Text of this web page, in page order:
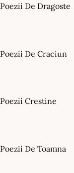
Poezii De Dragoste
Poezii De Craciun
Poezii Crestine
Poezii De Toamna